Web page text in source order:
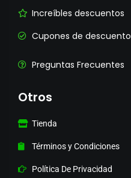
Increíbles descuentos
Cupones de descuento
Preguntas Frecuentes
Otros
Tienda
Términos y Condiciones
Política De Privacidad